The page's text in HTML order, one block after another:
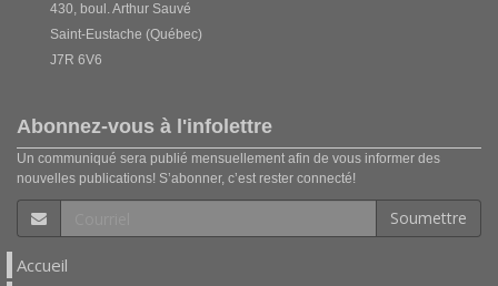
430, boul. Arthur Sauvé
Saint-Eustache (Québec)
J7R 6V6
Abonnez-vous à l'infolettre
Un communiqué sera publié mensuellement afin de vous informer des
nouvelles publications! S’abonner, c’est rester connecté!
Soumettre
Accueil